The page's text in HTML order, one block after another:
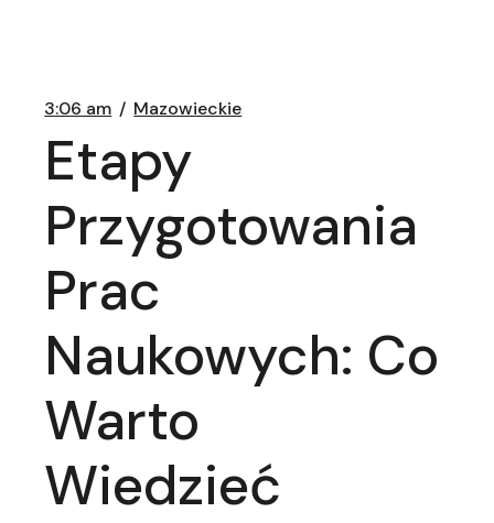
3:06 am Mazowieckie
Etapy
Przygotowania
Prac
Naukowych: Co
Warto
Wiedzieć